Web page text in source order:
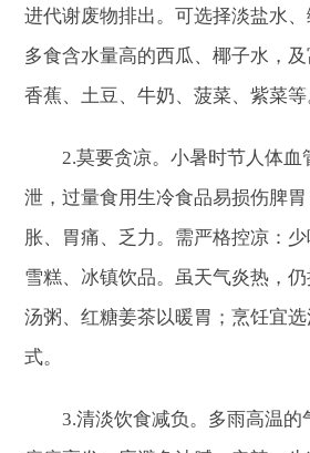
进代谢废物排出。可选择淡盐水、
多食含水量高的西瓜、椰子水，
香蕉、土豆、牛奶、菠菜、紫菜等
2.莫要贪凉。小暑时节人体血
泄，过量食用生冷食品易损伤脾
胀、胃痛、乏力。需严格控凉：少
雪糕、冰镇饮品。虽天气炎热，
汤粥、红糖姜茶以暖胃；烹饪宜
式。
3.清淡饮食减负。多雨高温的